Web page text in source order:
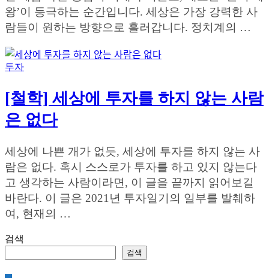
왕’이 등극하는 순간입니다. 세상은 가장 강력한 사
람들이 원하는 방향으로 흘러갑니다. 정치계의 …
투자
[철학] 세상에 투자를 하지 않는 사람
은 없다
세상에 나쁜 개가 없듯, 세상에 투자를 하지 않는 사
람은 없다. 혹시 스스로가 투자를 하고 있지 않는다
고 생각하는 사람이라면, 이 글을 끝까지 읽어보길
바란다. 이 글은 2021년 투자일기의 일부를 발췌하
여, 현재의 …
검색
검색